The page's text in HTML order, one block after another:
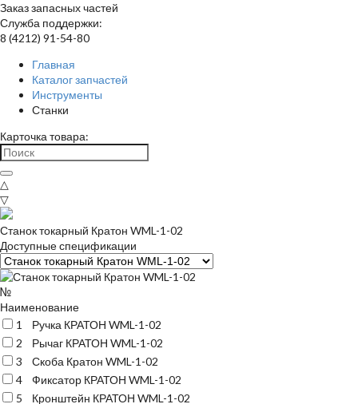
Заказ запасных частей
Служба поддержки:
8 (4212) 91-54-80
Главная
Каталог запчастей
Инструменты
Станки
Карточка товара:
△
▽
Станок токарный Кратон WML-1-02
Доступные спецификации
№
Наименование
1
Ручка КРАТОН WML-1-02
2
Рычаг КРАТОН WML-1-02
3
Скоба Кратон WML-1-02
4
Фиксатор КРАТОН WML-1-02
5
Кронштейн КРАТОН WML-1-02